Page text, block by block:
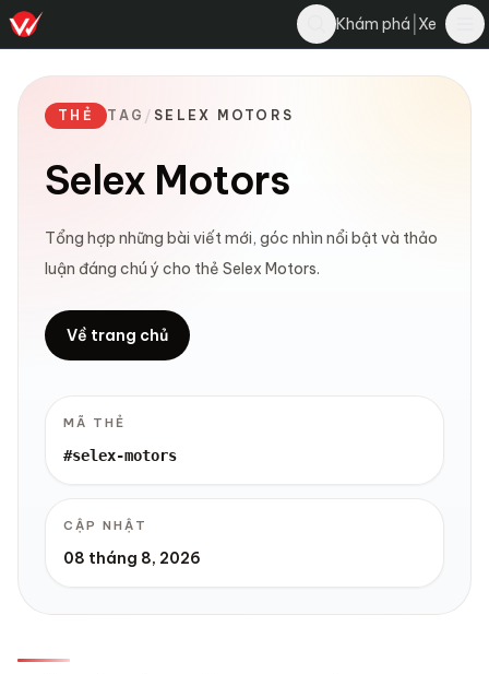
Khám phá Xe
THẺ TAG / SELEX MOTORS
Selex Motors
Tổng hợp những bài viết mới, góc nhìn nổi bật và thảo
luận đáng chú ý cho thẻ Selex Motors.
Về trang chủ
MÃ THẺ
#selex-motors
CẬP NHẬT
08 tháng 8, 2026